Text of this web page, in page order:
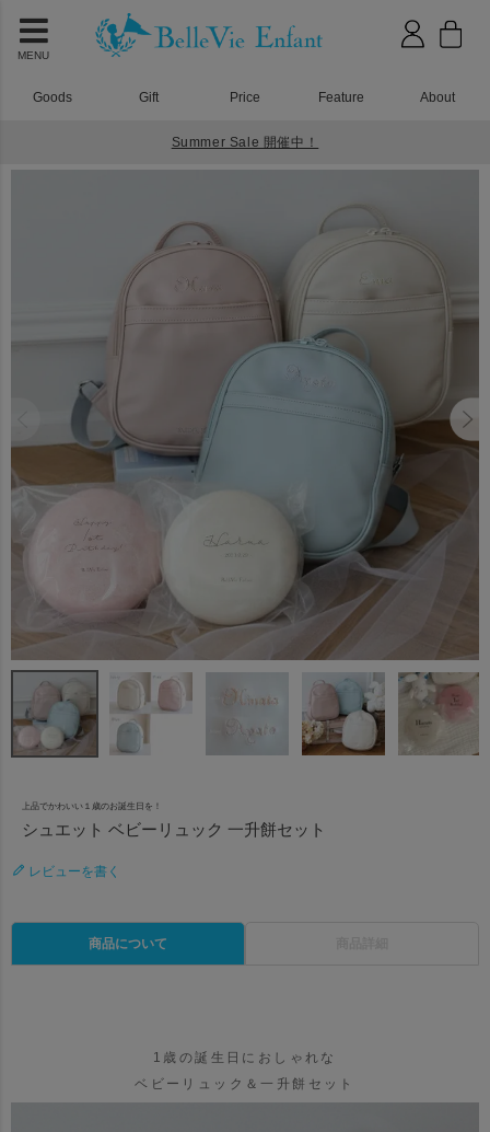
MENU
Goods Gift Price Feature About
Summer Sale 開催中！
シュエット ベビーリュック 一升餅セット
上品でかわいい１歳のお誕生日を！
シュエット ベビーリュック 一升餅セット
レビューを書く
商品について
1歳の誕生日におしゃれな
ベビーリュック＆一升餅セット